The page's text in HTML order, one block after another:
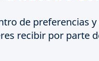
de preferencias
recibir por parte